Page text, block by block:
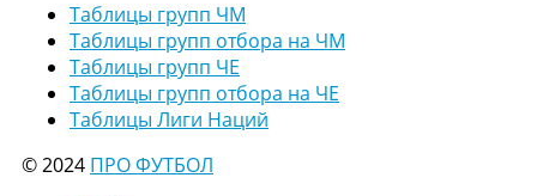
Таблицы групп ЧМ
Таблицы групп отбора на ЧМ
Таблицы групп ЧЕ
Таблицы групп отбора на ЧЕ
Таблицы Лиги Наций
© 2024 ПРО ФУТБОЛ